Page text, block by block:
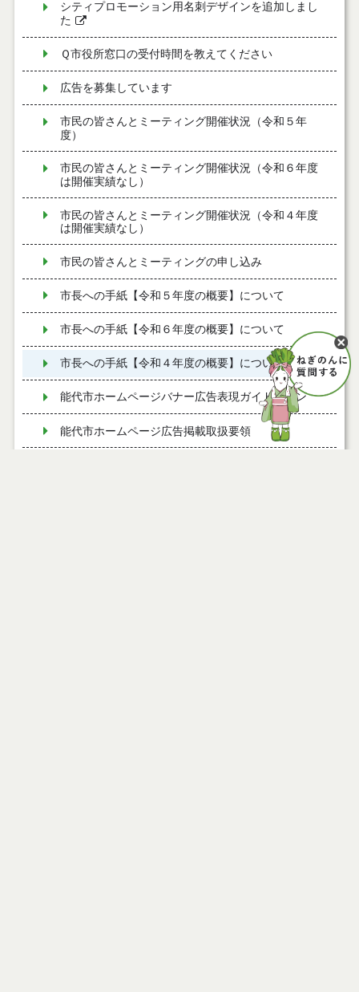
シティプロモーション用名刺デザインを追加しまし
た
Ｑ市役所窓口の受付時間を教えてください
広告を募集しています
市民の皆さんとミーティング開催状況（令和５年
度）
市民の皆さんとミーティング開催状況（令和６年度
は開催実績なし）
市民の皆さんとミーティング開催状況（令和４年度
は開催実績なし）
市民の皆さんとミーティングの申し込み
市長への手紙【令和５年度の概要】について
市長への手紙【令和６年度の概要】について
市長への手紙【令和４年度の概要】について
能代市ホームページバナー広告表現ガイドライン
能代市ホームページ広告掲載取扱要領